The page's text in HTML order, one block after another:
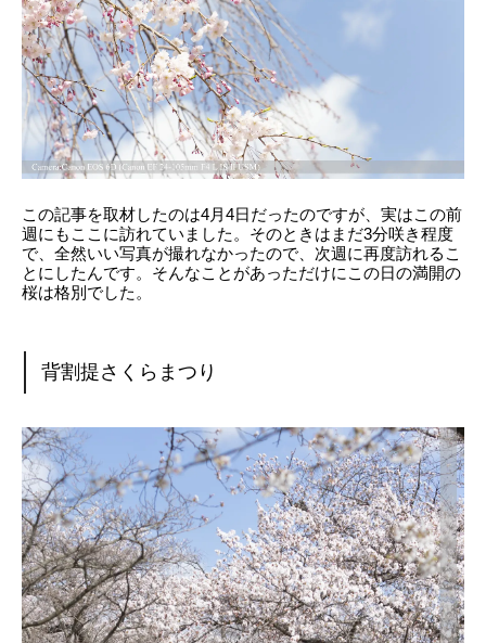
この記事を取材したのは4月4日だったのですが、実はこの前
週にもここに訪れていました。そのときはまだ3分咲き程度
で、全然いい写真が撮れなかったので、次週に再度訪れるこ
とにしたんです。そんなことがあっただけにこの日の満開の
桜は格別でした。
背割提さくらまつり